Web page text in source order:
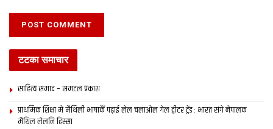
latest maithili news
मैथिली समाचार
टटका समाचार
साहित्य समाद – समटल प्रकाश
प्राथमिक शि‍क्षा मे मैथि‍ली भाषाकेँ पढ़ाई लेल चलाओल गेल ट्वीटर ट्रेंड : भारत संगे नेपालक
मैथिल लेलनि हिस्सा